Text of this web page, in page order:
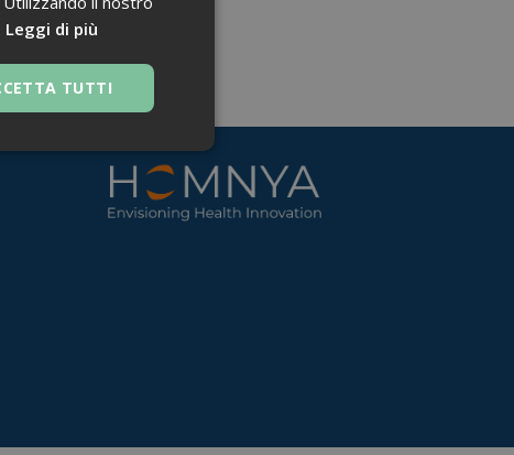
Leggi di più
TUTTI
navigazione sulle
significativo del